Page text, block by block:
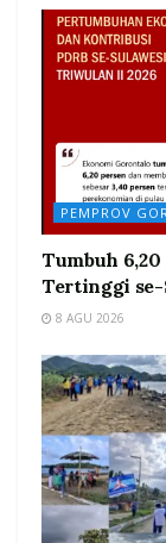
PEMPROV
Tumbuh
Tertinggi
8 AGU 2026